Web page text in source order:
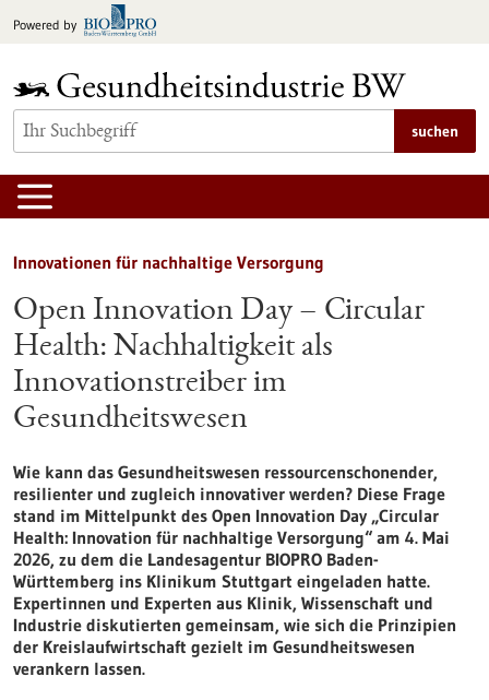
Inhalt
Powered by
suchen
Innovationen für nachhaltige Versorgung
Open Innovation Day – Circular
Health: Nachhaltigkeit als
Innovationstreiber im
Gesundheitswesen
Wie kann das Gesundheitswesen ressourcenschonender,
resilienter und zugleich innovativer werden? Diese Frage
stand im Mittelpunkt des Open Innovation Day „Circular
Health: Innovation für nachhaltige Versorgung“ am 4. Mai
2026, zu dem die Landesagentur BIOPRO Baden-
Württemberg ins Klinikum Stuttgart eingeladen hatte.
Expertinnen und Experten aus Klinik, Wissenschaft und
Industrie diskutierten gemeinsam, wie sich die Prinzipien
der Kreislaufwirtschaft gezielt im Gesundheitswesen
verankern lassen.